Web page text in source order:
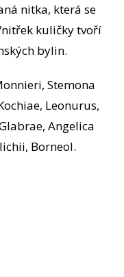
nitka, která se
kuličky tvoří
bylin.
Stemona
Leonurus,
Angelica
Borneol.